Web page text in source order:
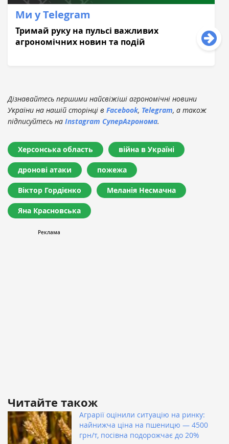
Ми у Telegram
Тримай руку на пульсі важливих
агрономічних новин та подій
Дізнавайтесь першими найсвіжіші агрономічні новини
України на нашій сторінці в Facebook, Telegram, а також
підписуйтесь на Instagram СуперАгронома.
Херсонська область війна в Україні
дронові атаки пожежа
Віктор Гордієнко Меланія Несмачна
Яна Красновська
Читайте також
Аграрії оцінили ситуацію на ринку:
найнижча ціна на пшеницю — 4500
грн/т, посівна подорожчає до 20%